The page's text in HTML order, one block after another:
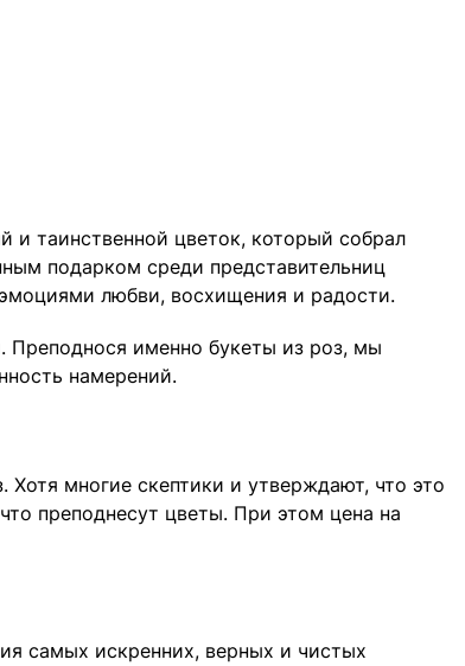
и таинственной цветок, который собрал
подарком среди представительниц
эмоциями любви, восхищения и радости.
Преподнося именно букеты из роз, мы
намерений.
Хотя многие скептики и утверждают, что это
преподнесут цветы. При этом цена на
самых искренних, верных и чистых